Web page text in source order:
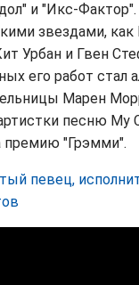
и "Икс-
звездами,
Урбан и Гвен
его работ стал
Марен
песню My
премию "Грэмми".
певец,